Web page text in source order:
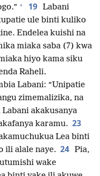
+ 19 Labani
ule binti kuliko
Endelea kuishi na
miaka saba (7) kwa
hiyo kama siku
Raheli.
Labani: “Unipatie
zimemalizika, na
Labani akakusanya
karamu. 23
Lea binti
ili alale naye. 24 Pia,
wake